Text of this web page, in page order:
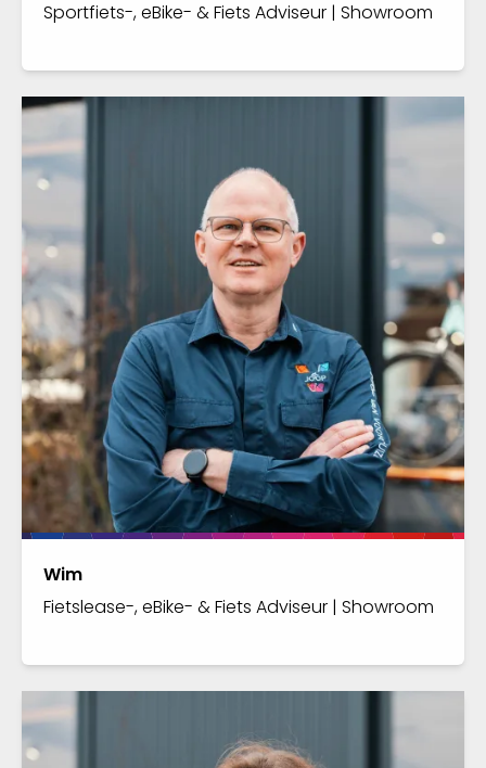
Sportfiets-, eBike- & Fiets Adviseur | Showroom
Wim
Fietslease-, eBike- & Fiets Adviseur | Showroom